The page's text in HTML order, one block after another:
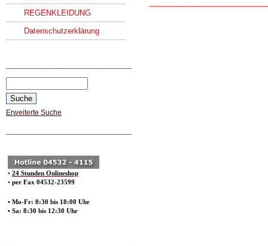
REGENKLEIDUNG
Datenschutzerklärung
Erweiterte Suche
• 24 Stunden Onlineshop
• per Fax 04532-23599
• Mo-Fr: 8:30 bis 18:00 Uhr
• Sa: 8:30 bis 12:30 Uhr